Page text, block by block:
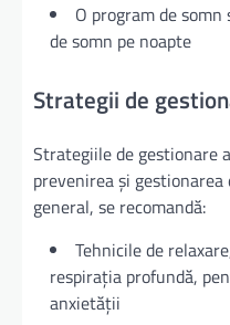
O program de
de somn pe noapte
Strategii de
Strategiile de gestionare
prevenirea și
general, se recomandă:
Tehnicile de
respirația profundă,
anxietății